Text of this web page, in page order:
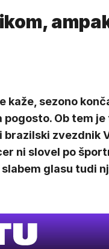
kaže, sezono
pogosto. Ob tem
zvezdnik
ni slovel po
glasu tudi